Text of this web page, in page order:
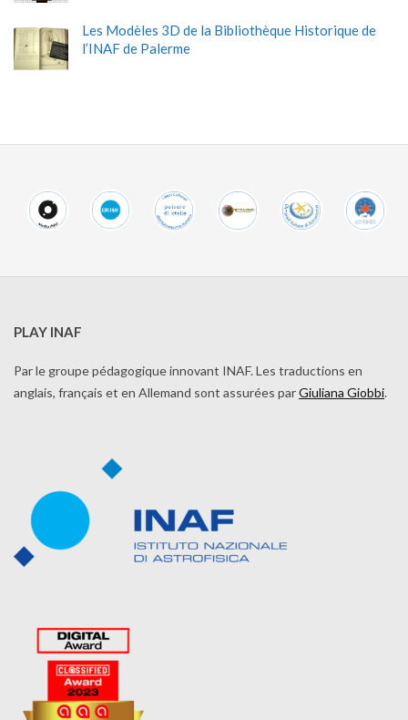
Les Modèles 3D de la Bibliothèque Historique de
l’INAF de Palerme
PLAY INAF
Par le groupe pédagogique innovant INAF. Les traductions en
anglais, français et en Allemand sont assurées parGiuliana Giobbi.